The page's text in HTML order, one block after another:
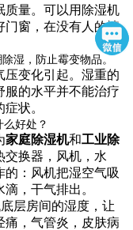
质量。可以用除湿机
门窗，在没有人的情
湿，防止霉变物品。
压变化引起。湿重的
服的水平并不能治疗
状。
好处？
家庭除湿机和工业除
交换器，风机，水
：风机把湿空气吸
，干气排出。
层房间的湿度，让
痛，气管炎，皮肤病